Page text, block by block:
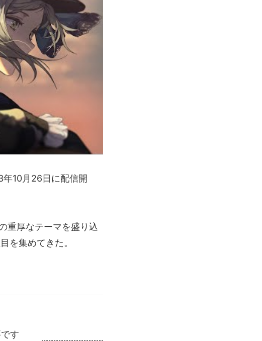
10月26日に配信開
重厚なテーマを盛り込
を集めてきた。
す